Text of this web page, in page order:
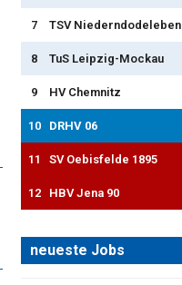
7 TSV Niederndodeleben
8 TuS Leipzig-Mockau
9 HV Chemnitz
10 DRHV 06
11 SV Oebisfelde 1895
12 HBV Jena 90
neueste Jobs